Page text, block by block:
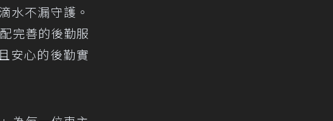
水不漏守護。
完善的後勤服
安心的後勤實